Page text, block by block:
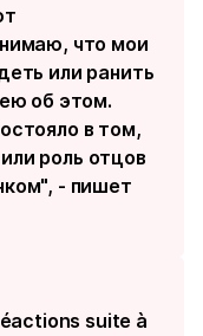
что мои
или ранить
об этом.
в том,
роль отцов
- пишет
suite à